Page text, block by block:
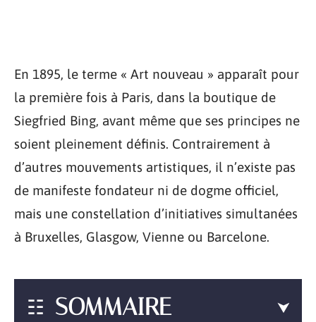
En 1895, le terme « Art nouveau » apparaît pour
la première fois à Paris, dans la boutique de
Siegfried Bing, avant même que ses principes ne
soient pleinement définis. Contrairement à
d’autres mouvements artistiques, il n’existe pas
de manifeste fondateur ni de dogme officiel,
mais une constellation d’initiatives simultanées
à Bruxelles, Glasgow, Vienne ou Barcelone.
SOMMAIRE